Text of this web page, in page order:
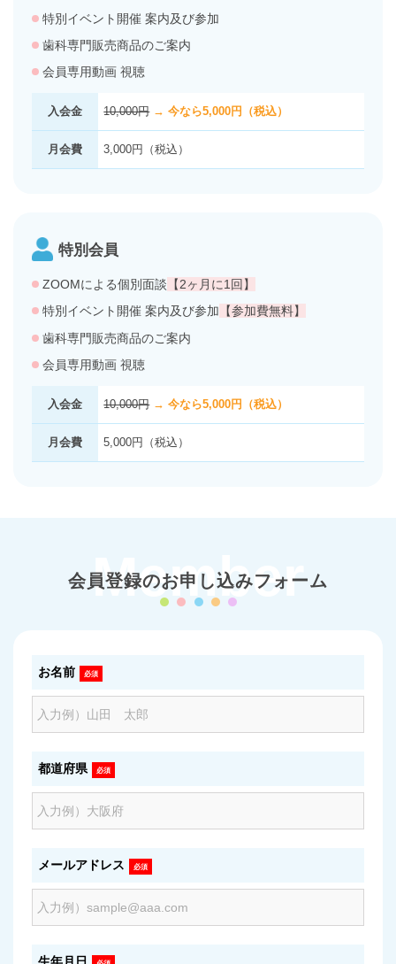
特別イベント開催 案内及び参加
歯科専門販売商品のご案内
会員専用動画 視聴
入会金 10,000円→ 今なら5,000円（税込）
月会費 3,000円（税込）
特別会員
ZOOMによる個別面談 【2ヶ月に1回】
特別イベント開催 案内及び参加 【参加費無料】
歯科専門販売商品のご案内
会員専用動画 視聴
入会金 10,000円→ 今なら5,000円（税込）
月会費 5,000円（税込）
Member
会員登録のお申し込みフォーム
お名前 必須
都道府県 必須
メールアドレス 必須
生年月日